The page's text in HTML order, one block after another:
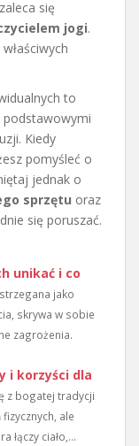
się
jogi.
to
podstawowymi
Kiedy
pomyśleć o
jednak o
sprzętu oraz
się poruszać.
unikać i co
jako
skrywa w sobie
zagrożenia.
i korzyści dla
z bogatej tradycji
ale
łączy ciało,...